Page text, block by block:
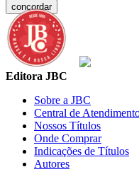
concordar
Editora JBC
Sobre a JBC
Central de
Nossos Títulos
Onde Comprar
Indicações de Títulos
Autores